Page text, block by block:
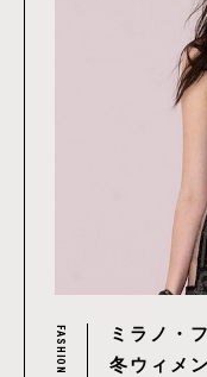
FASHION
ミラノ・
冬ウィメ